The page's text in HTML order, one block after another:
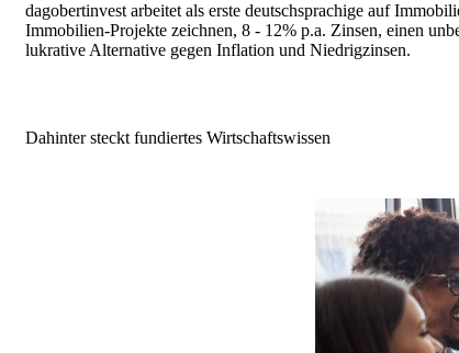
dagobertinvest arbeitet als erste deutschsprachige auf
Immobilien-Projekte zeichnen, 8 - 12% p.a. Zinsen, einen
lukrative Alternative gegen Inflation und Niedrigzinsen.
Dahinter steckt fundiertes Wirtschaftswissen